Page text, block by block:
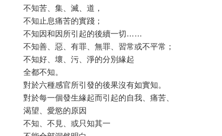
不知苦、集、滅、道，
不知止息痛苦的實踐；
不知因和因所引起的後續一切……
不知善、惡、有罪、無罪、習常或不平常；
不知好、壞、污、淨的分別緣起
全都不知。
對於六種感官所引發的後果沒有如實知。
對於每一個發生緣起而引起的自我、痛苦、
渴望、愛慾的原因
不知、不見、或只知其一